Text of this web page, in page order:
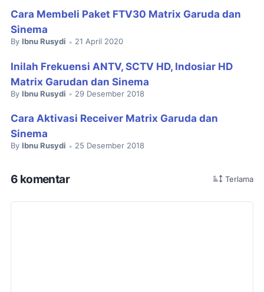
Cara Membeli Paket FTV30 Matrix Garuda dan
Sinema
By Ibnu Rusydi • 21 April 2020
Inilah Frekuensi ANTV, SCTV HD, Indosiar HD
Matrix Garudan dan Sinema
By Ibnu Rusydi • 29 Desember 2018
Cara Aktivasi Receiver Matrix Garuda dan
Sinema
By Ibnu Rusydi • 25 Desember 2018
6 komentar Terlama